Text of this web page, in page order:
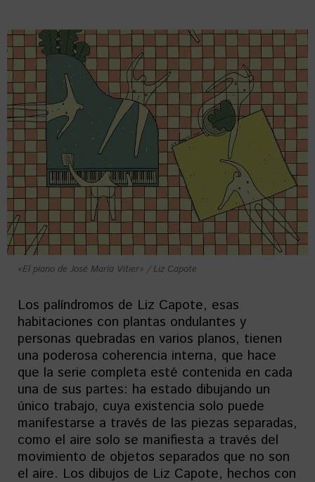
«El piano de José María Vitier» / Liz Capote
Los palíndromos de Liz Capote, esas
habitaciones con plantas ondulantes y
personas quebradas en varios planos, tienen
una poderosa coherencia interna, que hace
que la serie completa esté contenida en cada
una de sus partes: ha estado dibujando un
único trabajo, cuya existencia solo puede
manifestarse a través de las piezas separadas,
como el aire solo se manifiesta a través del
movimiento de objetos separados que no son
el aire. Los dibujos de Liz Capote, hechos con